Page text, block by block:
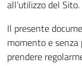
all’utilizzo del Sito.
Il presente
momento e
prendere